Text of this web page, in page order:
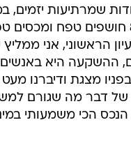
לחשוף בפני הקרנות. "החבר'ה ב-8200
הראשוני, אני
היא באנשים
של דבר מה
הכי משמעותי